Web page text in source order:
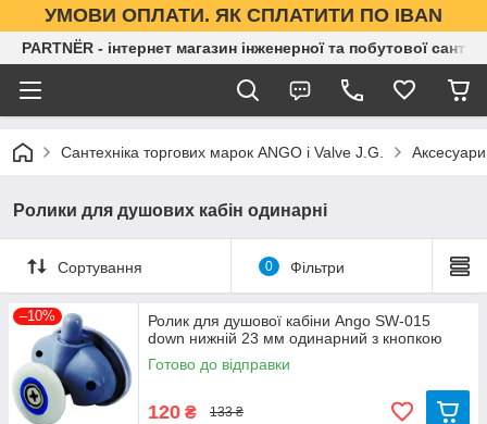
УМОВИ ОПЛАТИ. ЯК СПЛАТИТИ ПО IBAN
PARTNЁR - інтернет магазин інженерної та побутової
Сантехніка торгових марок ANGO і Valve J.G. Аксесуари
Ролики для душових кабін одинарні
Сортування 0 Фільтри
–10%
Ролик для душової кабіни Ango SW-015
down нижній 23 мм одинарний з кнопкою
Готово до відправки
120 ₴ 133 ₴